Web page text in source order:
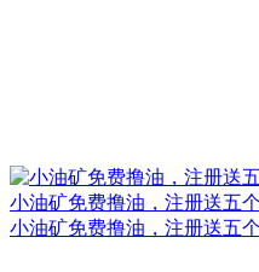
小油矿免费撸油，注册送五
小油矿免费撸油，注册送五